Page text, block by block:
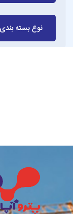
نوع بسته